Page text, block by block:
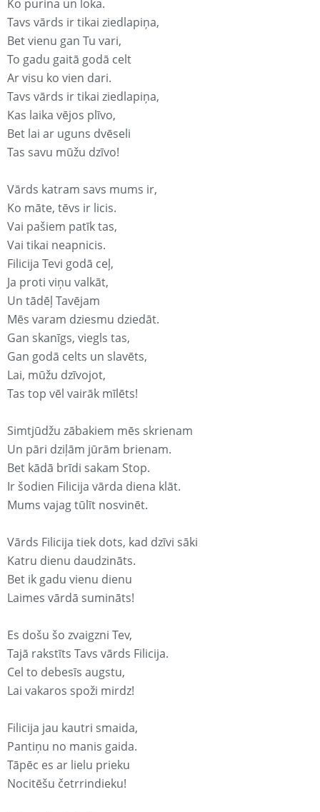
Ko purina un loka.
Tavs vārds ir tikai ziedlapiņa,
Bet vienu gan Tu vari,
To gadu gaitā godā celt
Ar visu ko vien dari.
Tavs vārds ir tikai ziedlapiņa,
Kas laika vējos plīvo,
Bet lai ar uguns dvēseli
Tas savu mūžu dzīvo!
Vārds katram savs mums ir,
Ko māte, tēvs ir licis.
Vai pašiem patīk tas,
Vai tikai neapnicis.
Filicija Tevi godā ceļ,
Ja proti viņu valkāt,
Un tādēļ Tavējam
Mēs varam dziesmu dziedāt.
Gan skanīgs, viegls tas,
Gan godā celts un slavēts,
Lai, mūžu dzīvojot,
Tas top vēl vairāk mīlēts!
Simtjūdžu zābakiem mēs skrienam
Un pāri dziļām jūrām brienam.
Bet kādā brīdi sakam Stop.
Ir šodien Filicija vārda diena klāt.
Mums vajag tūlīt nosvinēt.
Vārds Filicija tiek dots, kad dzīvi sāki
Katru dienu daudzināts.
Bet ik gadu vienu dienu
Laimes vārdā sumināts!
Es došu šo zvaigzni Tev,
Tajā rakstīts Tavs vārds Filicija.
Cel to debesīs augstu,
Lai vakaros spoži mirdz!
Filicija jau kautri smaida,
Pantiņu no manis gaida.
Tāpēc es ar lielu prieku
Nocitēšu četrrindieku!